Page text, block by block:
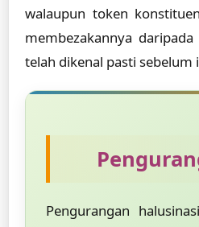
walaupun token
membezakannya
telah dikenal pasti sebelum
Pengurangan